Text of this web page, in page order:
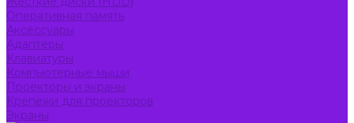
Оперативная память
Аксессуары
Адаптеры
Клавиатуры
Компьютерные мыши
Проекторы и экраны
Крепежи для проекторов
Экраны